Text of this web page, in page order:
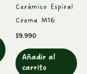
opciones
pueden
elegir
Cerámico Espiral
Crema M16
$9.990
Añadir al
carrito